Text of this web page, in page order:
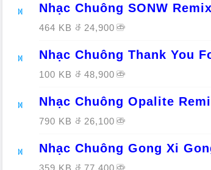
Nhạc Chuông SONW
464 KB 24,900
Nhạc Chuông Thank You
100 KB 48,900
Nhạc Chuông Opalite
790 KB 26,100
Nhạc Chuông Gong Xi
359 KB 77,400